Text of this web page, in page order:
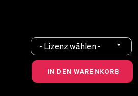
- Lizenz wählen -